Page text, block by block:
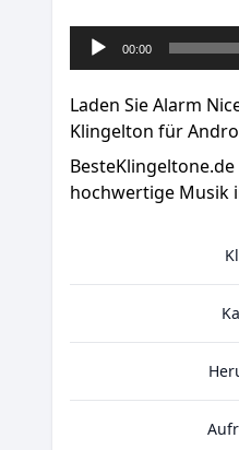
Audio-
Player
00:00
Laden Sie Alarm
Klingelton für
BesteKlingeltone.de
hochwertige Musik